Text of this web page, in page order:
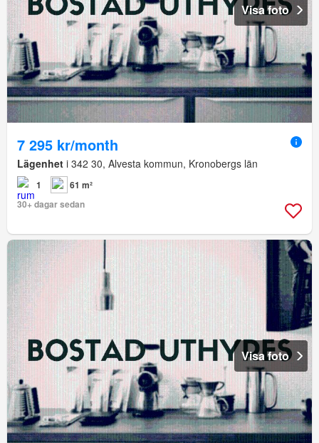
Visa foto
7 295 kr/month
Lägenhet i 342 30, Alvesta kommun, Kronobergs län
1
61 m²
30+ dagar sedan
Visa foto